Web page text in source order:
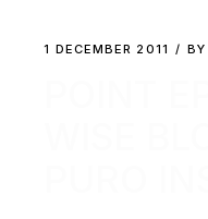
1 DECEMBER 2011 BY